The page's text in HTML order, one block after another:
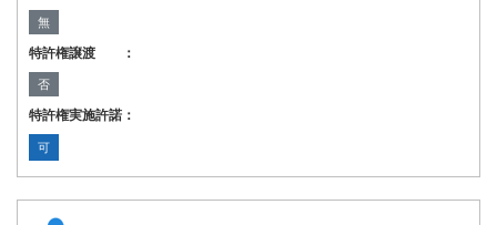
無
特許権譲渡 ：
否
特許権実施許諾：
可